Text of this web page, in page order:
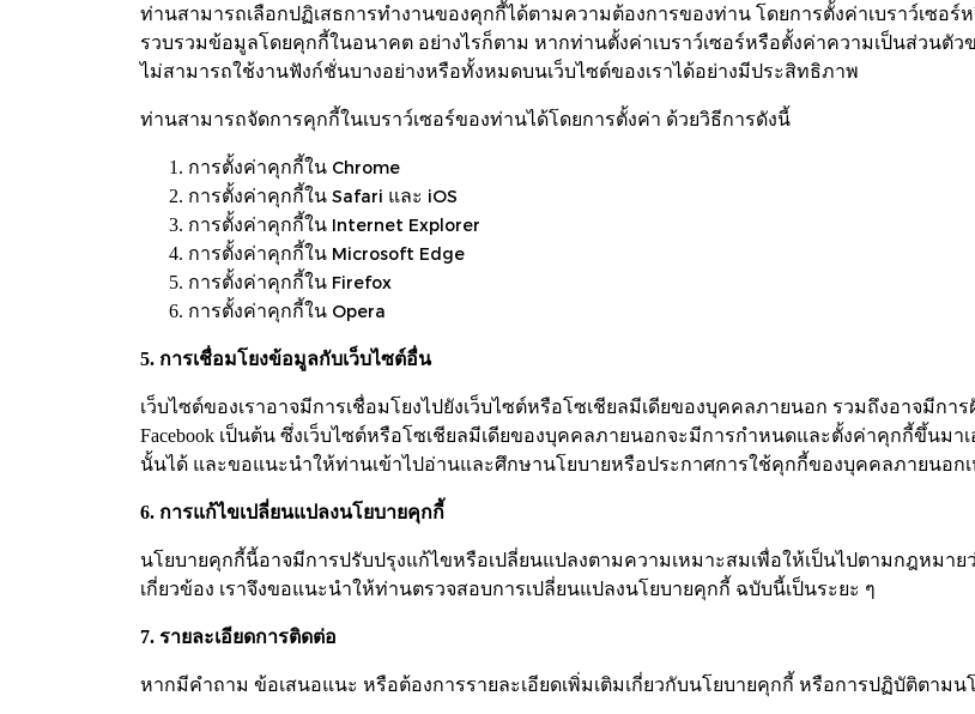
ท่านสามารถเลือกปฏิเสธการทำงานของคุกกี้ได้ตามความต้องการของท่าน โดยการตั้งค่าเบราว์เซอร์
รวบรวมข้อมูลโดยคุกกี้ในอนาคต อย่างไรก็ตาม หากท่านตั้งค่าเบราว์เซอร์หรือตั้งค่าความเป็นส่วนตั
ไม่สามารถใช้งานฟังก์ชั่นบางอย่างหรือทั้งหมดบนเว็บไซต์ของเราได้อย่างมีประสิทธิภาพ
ท่านสามารถจัดการคุกกี้ในเบราว์เซอร์ของท่านได้โดยการตั้งค่า ด้วยวิธีการดังนี้
การตั้งค่าคุกกี้ใน Chrome
การตั้งค่าคุกกี้ใน Safari และ iOS
การตั้งค่าคุกกี้ใน Internet Explorer
การตั้งค่าคุกกี้ใน Microsoft Edge
การตั้งค่าคุกกี้ใน Firefox
การตั้งค่าคุกกี้ใน Opera
5. การเชื่อมโยงข้อมูลกับเว็บไซต์อื่น
เว็บไซต์ของเราอาจมีการเชื่อมโยงไปยังเว็บไซต์หรือโซเชียลมีเดียของบุคคลภายนอก รวมถึงอาจมีกา
Facebook เป็นต้น ซึ่งเว็บไซต์หรือโซเชียลมีเดียของบุคคลภายนอกจะมีการกำหนดและตั้งค่าคุกกี้ขึ้นม
นั้นได้ และขอแนะนำให้ท่านเข้าไปอ่านและศึกษานโยบายหรือประกาศการใช้คุกกี้ของบุคคลภายนอก
6. การแก้ไขเปลี่ยนแปลงนโยบายคุกกี้
นโยบายคุกกี้นี้อาจมีการปรับปรุงแก้ไขหรือเปลี่ยนแปลงตามความเหมาะสมเพื่อให้เป็นไปตามกฎหม
เกี่ยวข้อง เราจึงขอแนะนำให้ท่านตรวจสอบการเปลี่ยนแปลงนโยบายคุกกี้ ฉบับนี้เป็นระยะ ๆ
7. รายละเอียดการติดต่อ
หากมีคำถาม ข้อเสนอแนะ หรือต้องการรายละเอียดเพิ่มเติมเกี่ยวกับนโยบายคุกกี้ หรือการปฏิบัติตาม